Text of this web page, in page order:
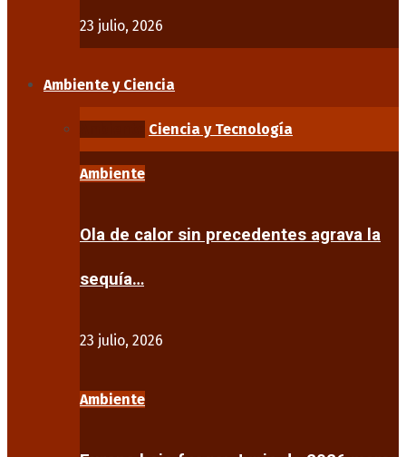
23 julio, 2026
Ambiente y Ciencia
Ciencia y Tecnología
Ambiente
Ola de calor sin precedentes agrava la
sequía…
23 julio, 2026
Ambiente